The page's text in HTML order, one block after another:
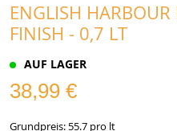
ENGLISH
FINISH - 0,7 LT
AUF LAGER
38,99 €
Grundpreis: 55.7 pro lt